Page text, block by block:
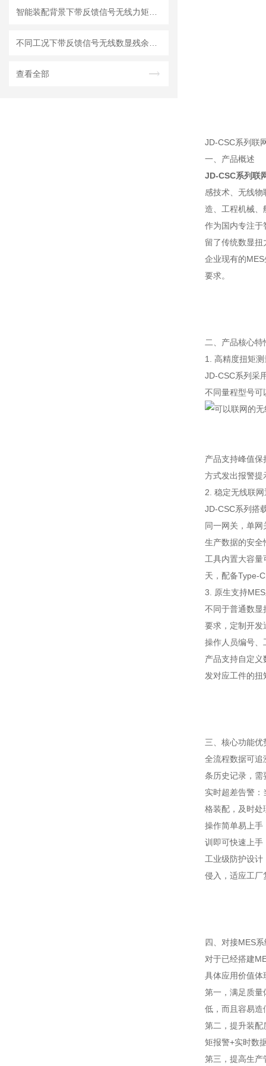
查看全部
JD-CSC系列联
一、产品概述
JD-CSC系列联
感技术、无线
造、工程机械、
作为国内专注于
留了传统数显
企业现有的
要求。
二、产品核心特
1. 高精度扭矩测
JD-CSC系列采
不同量程型号可
产品支持峰值
方式发出报警提
2. 稳定无线联网
JD-CSC系列搭
同一网关，单
生产数据的安全
工具内置大容量
天，配备Type-
3. 原生支持
不同于普通数显
要求，定制开发
操作人员编号、
产品支持自定
发对应工件的扭
三、核心功能优
全流程数据可追
条历史记录，需
实时超差告警
格装配，及时处
操作简单易上手
训即可快速上手
工业级防护设计
侵入，适应工厂
四、对接MES
对于已经搭建
具体应用价值体
第一，满足质量
低，而且容易造
第二，提升装配
矩报警+实时数
第三，提高生产